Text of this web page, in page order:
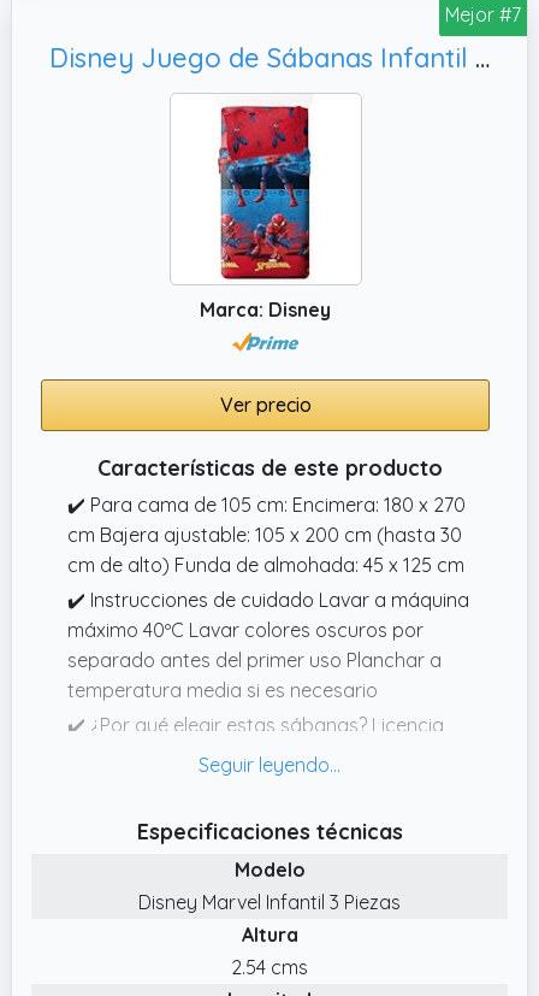
Mejor #7
Disney Juego de Sábanas Infantil 3 Piezas Licencia Oficial Marvel (Encimera+Bajera+Almohada) 52% Algodón 48% Poliéster – Cama 90/105 (Spiderman, Cama 90cm)
Marca: Disney
Ver precio
Características de este producto
✔️ Para cama de 105 cm: Encimera: 180 x 270
cm Bajera ajustable: 105 x 200 cm (hasta 30
cm de alto) Funda de almohada: 45 x 125 cm
✔️ Instrucciones de cuidado Lavar a máquina
máximo 40ºC Lavar colores oscuros por
separado antes del primer uso Planchar a
temperatura media si es necesario
✔️ ¿Por qué elegir estas sábanas? Licencia
100% oficial: diseños auténticos de Stitch,
algodón y 48% poliéster
✔️ Para cama de 90 cm: Encimera: 160 x 270
cm Bajera ajustable: 90 x 200 cm (hasta 30
cm de alto) Funda de almohada: 45 x 110 cm
✔️ Juego completo: incluye sábana
Especificaciones técnicas
Modelo
Disney Marvel Infantil 3 Piezas
Altura
2.54 cms